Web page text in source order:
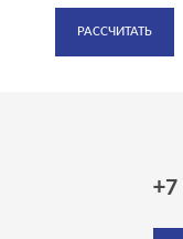
РАССЧИТАТЬ
+7